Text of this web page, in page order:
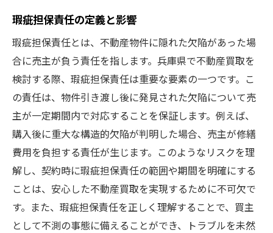
瑕疵担保責任の定義と影響
瑕疵担保責任とは、不動産物件に隠れた欠陥があった場
合に売主が負う責任を指します。兵庫県で不動産買取を
検討する際、瑕疵担保責任は重要な要素の一つです。こ
の責任は、物件引き渡し後に発見された欠陥について売
主が一定期間内で対応することを保証します。例えば、
購入後に重大な構造的欠陥が判明した場合、売主が修繕
費用を負担する責任が生じます。このようなリスクを理
解し、契約時に瑕疵担保責任の範囲や期間を明確にする
ことは、安心した不動産買取を実現するために不可欠で
す。また、瑕疵担保責任を正しく理解することで、買主
として不測の事態に備えることができ、トラブルを未然